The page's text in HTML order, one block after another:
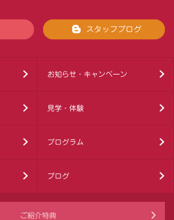
スタッフブログ
お知らせ・キャンペーン
見学・体験
プログラム
ブログ
ご紹介特典